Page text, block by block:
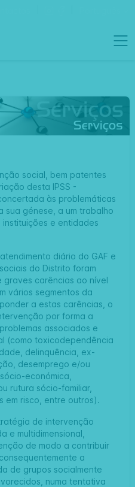
social, bem patentes
desta IPSS -
às problemáticas
sua génese, a um trabalho
e entidades
diário do GAF e
do Distrito foram
carências ao nível
vários segmentos da
a estas carências, o
por forma a
associados e
(como toxicodependência
delinquência, ex-
desemprego e/ou
económica,
rutura sócio-familiar,
em risco, entre outros).
de intervenção
e multidimensional,
de modo a contribuir
a
de grupos socialmente
numa tentativa